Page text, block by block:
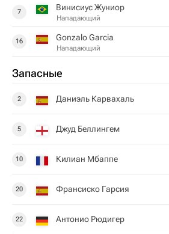
7 Винисиус Жуниор
Нападающий
16 Gonzalo Garcia
Нападающий
Запасные
2 Даниэль Карвахаль
5 Джуд Беллингем
10 Килиан Мбаппе
20 Франсиско Гарсия
22 Антонио Рюдигер